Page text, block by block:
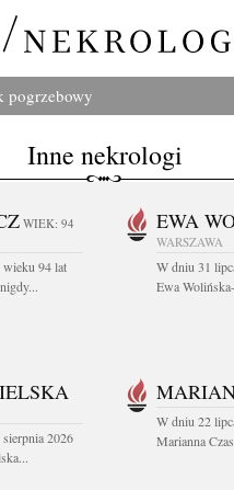
pogrzebowy
Inne nekrologi
WIEK: 94
wieku 94 lat
EWA
WARSZAWA
W dniu 31
Ewa
2026
W dniu 22
Marianna